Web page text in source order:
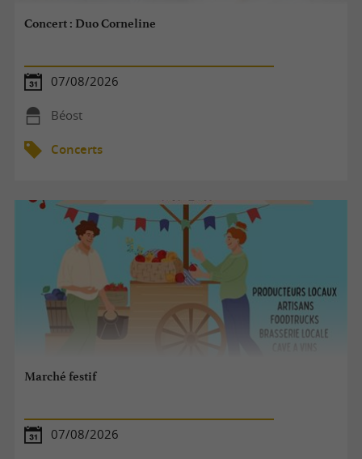
Concert : Duo Corneline
07/08/2026
Béost
Concerts
Marché festif
07/08/2026